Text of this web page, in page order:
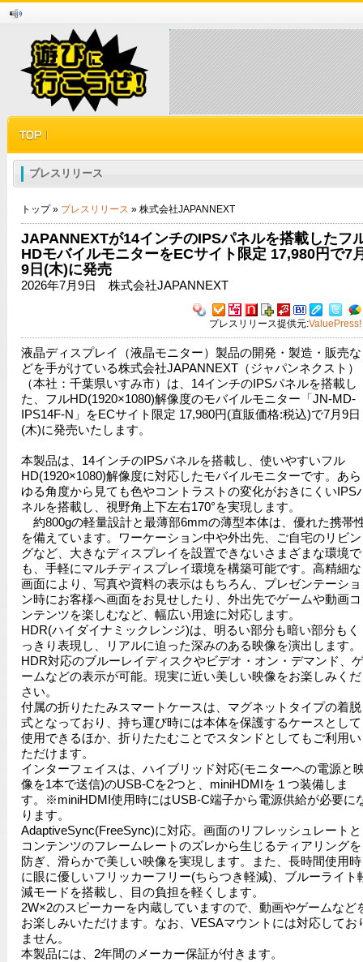
プレスリリース
トップ » プレスリリース » 株式会社JAPANNEXT
JAPANNEXTが14インチのIPSパネルを搭載したフ
HDモバイルモニターをECサイト限定 17,980円で7
9日(木)に発売
2026年7月9日 株式会社JAPANNEXT
プレスリリース提供元:ValuePress!
液晶ディスプレイ（液晶モニター）製品の開発・製造・販売な
どを手がけている株式会社JAPANNEXT（ジャパンネクスト）
（本社：千葉県いすみ市）は、14インチのIPSパネルを搭載し
た、フルHD(1920×1080)解像度のモバイルモニター「JN-MD-
IPS14F-N」をECサイト限定 17,980円(直販価格:税込)で7月9日
(木)に発売いたします。
本製品は、14インチのIPSパネルを搭載し、使いやすいフル
HD(1920×1080)解像度に対応したモバイルモニターです。あら
ゆる角度から見ても色やコントラストの変化がおきにくいIPS
ネルを搭載し、視野角上下左右170°を実現します。
約800gの軽量設計と最薄部6mmの薄型本体は、優れた携帯
を備えています。ワーケーション中や外出先、ご自宅のリビン
グなど、大きなディスプレイを設置できないさまざまな環境で
も、手軽にマルチディスプレイ環境を構築可能です。高精細な
画面により、写真や資料の表示はもちろん、プレゼンテーショ
ン時にお客様へ画面をお見せしたり、外出先でゲームや動画コ
ンテンツを楽しむなど、幅広い用途に対応します。
HDR(ハイダイナミックレンジ)は、明るい部分も暗い部分もく
っきり表現し、リアルに迫った深みのある映像を演出します。
HDR対応のブルーレイディスクやビデオ・オン・デマンド、ゲ
ームなどの表示が可能。現実に近い美しい映像をお楽しみくだ
さい。
付属の折りたたみスマートケースは、マグネットタイプの着脱
式となっており、持ち運び時には本体を保護するケースとして
使用できるほか、折りたたむことでスタンドとしてもご利用い
ただけます。
インターフェイスは、ハイブリッド対応(モニターへの電源と
像を1本で送信)のUSB-Cを2つと、miniHDMIを１つ装備しま
す。※miniHDMI使用時にはUSB-C端子から電源供給が必要に
ります。
AdaptiveSync(FreeSync)に対応。画面のリフレッシュレートと
コンテンツのフレームレートのズレから生じるティアリングを
防ぎ、滑らかで美しい映像を実現します。また、長時間使用時
に眼に優しいフリッカーフリー(ちらつき軽減)、ブルーライト
減モードを搭載し、目の負担を軽くします。
2W×2のスピーカーを内蔵していますので、動画やゲームなど
お楽しみいただけます。なお、VESAマウントには対応してお
ません。
本製品には、2年間のメーカー保証が付きます。